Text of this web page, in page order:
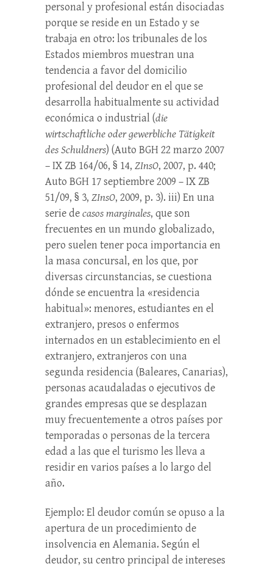
personal y profesional están disociadas
porque se reside en un Estado y se
trabaja en otro: los tribunales de los
Estados miembros muestran una
tendencia a favor del domicilio
profesional del deudor en el que se
desarrolla habitualmente su actividad
económica o industrial (die
wirtschaftliche oder gewerbliche Tätigkeit
des Schuldners) (Auto BGH 22 marzo 2007
– IX ZB 164/06, § 14, ZInsO, 2007, p. 440;
Auto BGH 17 septiembre 2009 – IX ZB
51/09, § 3, ZInsO, 2009, p. 3). iii) En una
serie decasos marginales, que son
frecuentes en un mundo globalizado,
pero suelen tener poca importancia en
la masa concursal, en los que, por
diversas circunstancias, se cuestiona
dónde se encuentra la «residencia
habitual»: menores, estudiantes en el
extranjero, presos o enfermos
internados en un establecimiento en el
extranjero, extranjeros con una
segunda residencia (Baleares, Canarias),
personas acaudaladas o ejecutivos de
grandes empresas que se desplazan
muy frecuentemente a otros países por
temporadas o personas de la tercera
edad a las que el turismo les lleva a
residir en varios países a lo largo del
año.
Ejemplo: El deudor común se opuso a la
apertura de un procedimiento de
insolvencia en Alemania. Según el
deudor, su centro principal de intereses